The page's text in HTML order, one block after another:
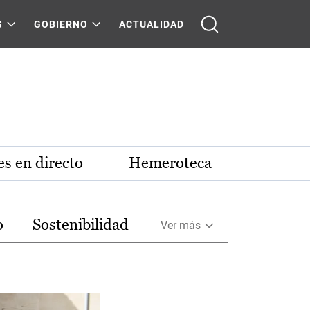
GOBIERNO ACTUALIDAD
en directo Hemeroteca
Sostenibilidad Ver más